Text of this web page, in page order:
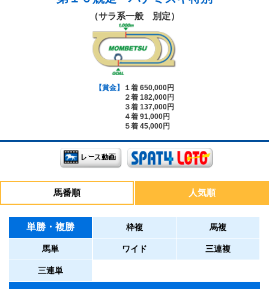
（サラ系一般 別定）
【賞金】
１着 650,000円
２着 182,000円
３着 137,000円
４着 91,000円
５着 45,000円
馬番順 人気順
単勝・複勝 枠複 馬複
馬単 ワイド 三連複
三連単